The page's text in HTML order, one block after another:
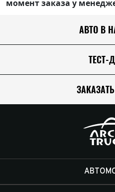
момент заказа у
АВТО В
ТЕСТ-